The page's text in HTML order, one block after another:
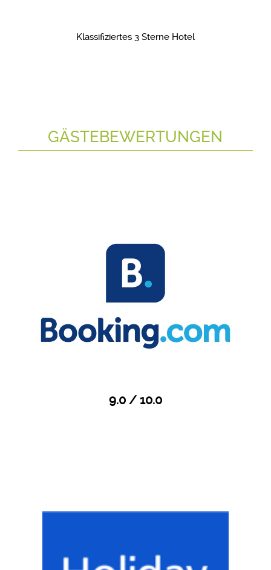
Klassifiziertes 3 Sterne Hotel
GÄSTEBEWERTUNGEN
9.0 / 10.0